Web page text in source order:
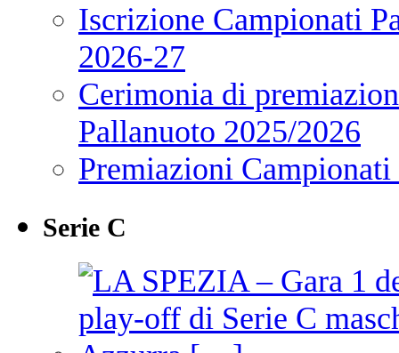
Iscrizione Campionati
2026-27
Cerimonia di
Pallanuoto 2025/2026
Premiazioni
Serie C